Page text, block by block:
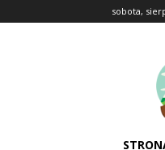
sobota,